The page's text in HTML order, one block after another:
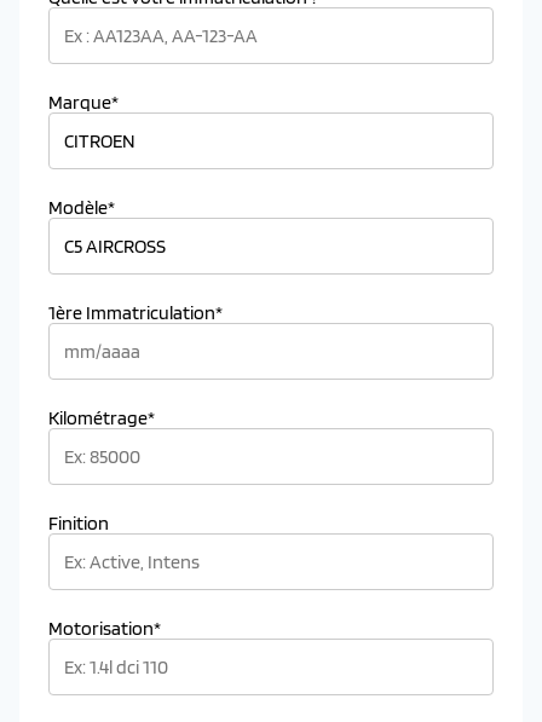
Marque*
Modèle*
1ère Immatriculation*
Kilométrage*
Finition
Motorisation*